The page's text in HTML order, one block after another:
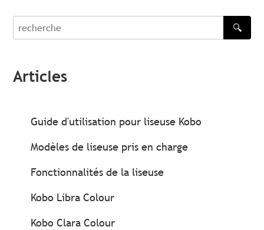
recherche
🔍
Articles
Guide d'utilisation pour liseuse Kobo
Modèles de liseuse pris en charge
Fonctionnalités de la liseuse
Kobo Libra Colour
Kobo Clara Colour